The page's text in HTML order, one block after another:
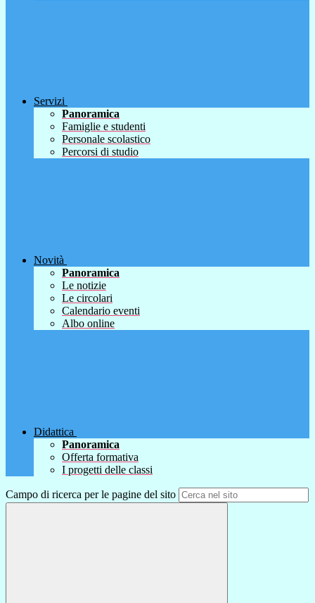
Servizi
Panoramica
Famiglie e studenti
Personale scolastico
Percorsi di studio
Novità
Panoramica
Le notizie
Le circolari
Calendario eventi
Albo online
Didattica
Panoramica
Offerta formativa
I progetti delle classi
Campo di ricerca per le pagine del sito